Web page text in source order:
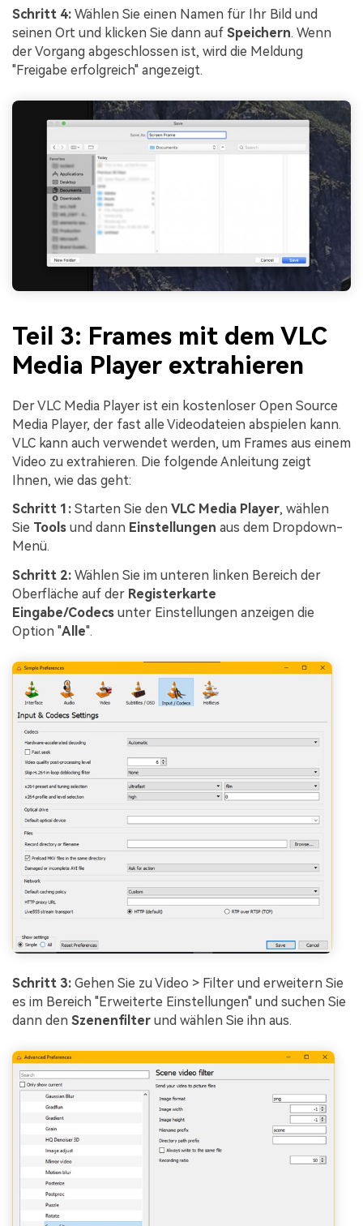
Schritt 4: Wählen Sie einen Namen für Ihr Bild und
seinen Ort und klicken Sie dann auf Speichern. Wenn
der Vorgang abgeschlossen ist, wird die Meldung
"Freigabe erfolgreich" angezeigt.
Teil 3: Frames mit dem VLC
Media Player extrahieren
Der VLC Media Player ist ein kostenloser Open Source
Media Player, der fast alle Videodateien abspielen kann.
VLC kann auch verwendet werden, um Frames aus einem
Video zu extrahieren. Die folgende Anleitung zeigt
Ihnen, wie das geht:
Schritt 1: Starten Sie den VLC Media Player, wählen
Sie Tools und dann Einstellungen aus dem Dropdown-
Menü.
Schritt 2: Wählen Sie im unteren linken Bereich der
Oberfläche auf der Registerkarte
Eingabe/Codecs unter Einstellungen anzeigen die
Option "Alle".
Schritt 3: Gehen Sie zu Video > Filter und erweitern Sie
es im Bereich "Erweiterte Einstellungen" und suchen Sie
dann den Szenenfilter und wählen Sie ihn aus.